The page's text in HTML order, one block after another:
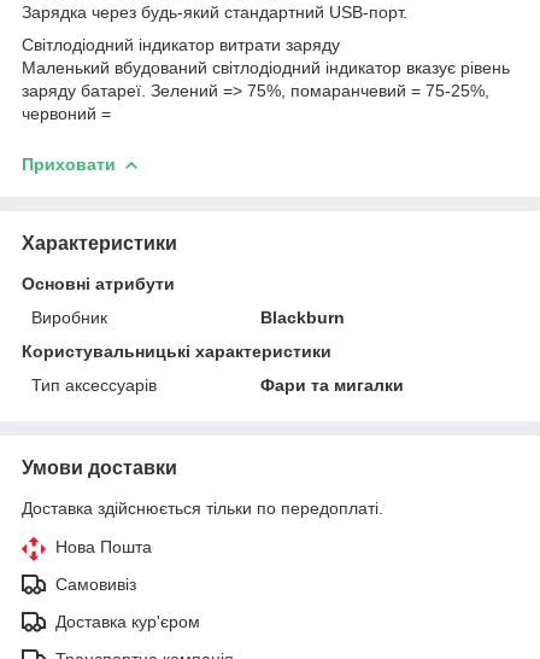
Зарядка через будь-який стандартний USB-порт.
Світлодіодний індикатор витрати заряду
Маленький вбудований світлодіодний індикатор вказує рівень
заряду батареї. Зелений => 75%, помаранчевий = 75-25%,
червоний =
Приховати
Характеристики
Основні атрибути
Виробник
Blackburn
Користувальницькі характеристики
Тип аксессуарів
Фари та мигалки
Умови доставки
Доставка здійснюється тільки по передоплаті.
Нова Пошта
Самовивіз
Доставка кур'єром